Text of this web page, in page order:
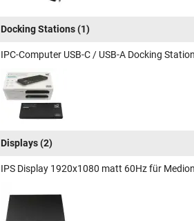
Docking Stations(1)
IPC-Computer USB-C / USB-A Docking
Displays(2)
IPS Display 1920x1080 matt 60Hz für